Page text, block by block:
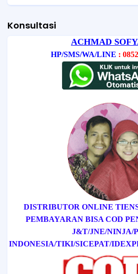
Konsultasi
ACHMAD
HP/SMS/WA/LINE :
DISTRIBUTOR ONLINE
PEMBAYARAN BISA COD
J&T/JNE/NINJA/
INDONESIA/TIKI/SICEPAT/